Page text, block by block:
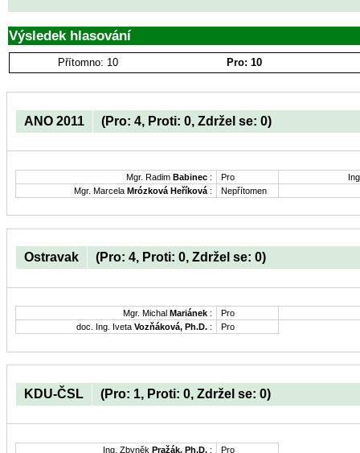
Výsledek hlasování
Přítomno: 10 Pro: 10
ANO 2011 (Pro: 4, Proti: 0, Zdržel se: 0)
Mgr. Radim Babinec : Pro
Mgr. Marcela Mrózková Heříková : Nepřítomen
Ostravak (Pro: 4, Proti: 0, Zdržel se: 0)
Mgr. Michal Mariánek :
Pro
doc. Ing. Iveta Vozňáková, Ph.D. : Pro
KDU-ČSL (Pro: 1, Proti: 0, Zdržel se: 0)
Ing. Zbyněk Pražák, Ph.D. : Pro